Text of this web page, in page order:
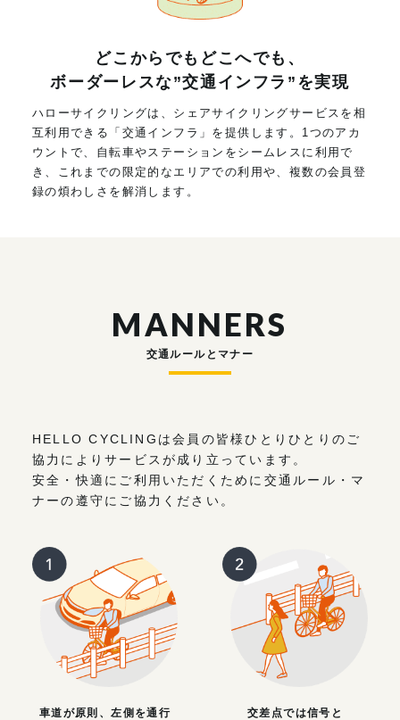
どこからでもどこへでも、
ボーダーレスな”交通インフラ”を実現
ハローサイクリングは、シェアサイクリングサービスを相
互利用できる「交通インフラ」を提供します。1つのアカ
ウントで、自転車やステーションをシームレスに利用で
き、これまでの限定的なエリアでの利用や、複数の会員登
録の煩わしさを解消します。
MANNERS
交通ルールとマナー
HELLO CYCLINGは会員の皆様ひとりひとりのご
協力によりサービスが成り立っています。
安全・快適にご利用いただくために交通ルール・マ
ナーの遵守にご協力ください。
車道が原則、左側を通行
交差点では信号と